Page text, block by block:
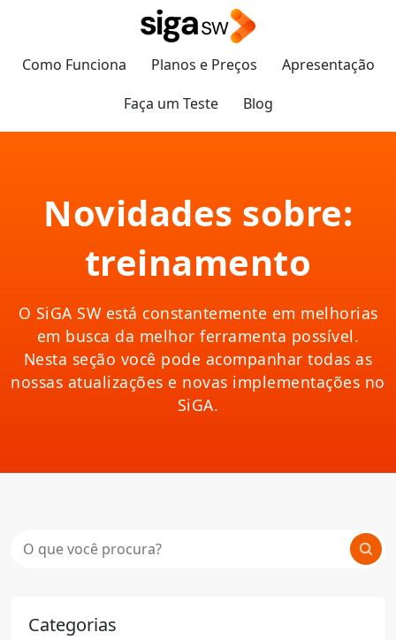
Como Funciona Planos e Preços
Apresentação
Faça um Teste
Blog
Novidades sobre:
treinamento
O SiGA SW está constantemente em melhorias
em busca da melhor ferramenta possível.
Nesta seção você pode acompanhar todas as
nossas atualizações e novas implementações no
SiGA.
Categorias